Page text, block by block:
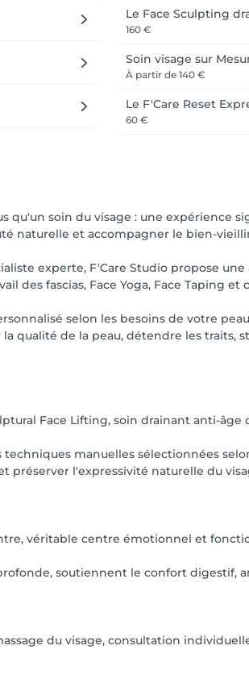
et votre respect du temps qui vous est
F'Care Studio et de vous
to natural beauty, well-being
approach
in advance if you need to cancel or
Le Face Sculpting
160 €
Soin visage sur
À partir de 140 €
Le F'Care Reset
60 €
qu'un soin du visage : une expérience
naturelle et accompagner le bien-
experte, F'Care Studio propose
des fascias, Face Yoga, Face Taping et
selon les besoins de votre
qualité de la peau, détendre les
Face Lifting, soin drainant anti-âge
manuelles sélectionnées
préserver l'expressivité naturelle du
véritable centre émotionnel et
soutiennent le confort
du visage, consultation